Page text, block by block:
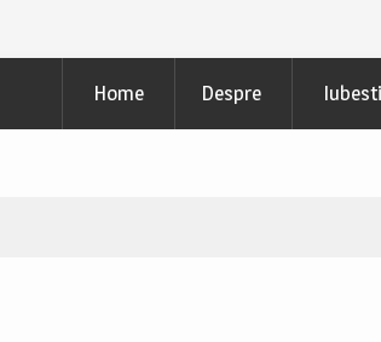
Home Despre